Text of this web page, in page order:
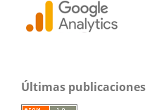
Últimas publicaciones